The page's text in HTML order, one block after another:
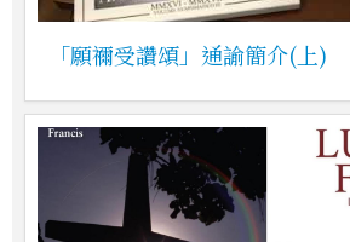
「願禰受讚頌」通諭簡介(上)